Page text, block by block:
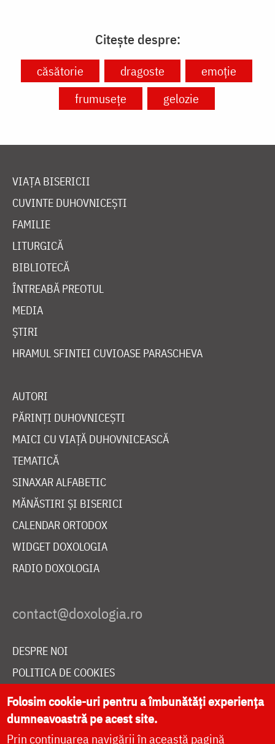
Citește despre:
căsătorie dragoste
emoție
frumusețe
gelozie
VIAȚA BISERICII
CUVINTE DUHOVNICEȘTI
FAMILIE
LITURGICĂ
BIBLIOTECĂ
ÎNTREABĂ PREOTUL
MEDIA
ȘTIRI
HRAMUL SFINTEI CUVIOASE PARASCHEVA
AUTORI
PĂRINȚI DUHOVNICEȘTI
MAICI CU VIAȚĂ DUHOVNICEASCĂ
TEMATICĂ
SINAXAR ALFABETIC
MĂNĂSTIRI ȘI BISERICI
CALENDAR ORTODOX
WIDGET DOXOLOGIA
RADIO DOXOLOGIA
DESPRE NOI
POLITICA DE COOKIES
DONEAZĂ ONLINE PENTRU CATEDRALA NAȚIONALĂ
LIVE
Folosim cookie-uri pentru a îmbunătăți experiența
dumneavoastră pe acest site.
Prin continuarea navigării în această pagină